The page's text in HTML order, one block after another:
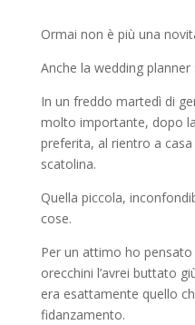
Ormai non è più una
Anche la wedding planner
In un freddo martedì di
molto importante, dopo
preferita, al rientro a
scatolina.
Quella piccola,
cose.
Per un attimo ho
orecchini l’avrei buttato
era esattamente quello
fidanzamento.